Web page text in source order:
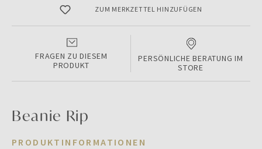
ZUM MERKZETTEL HINZUFÜGEN
FRAGEN ZU DIESEM
PRODUKT
PERSÖNLICHE BERATUNG IM
STORE
Beanie Rip
PRODUKTINFORMATIONEN